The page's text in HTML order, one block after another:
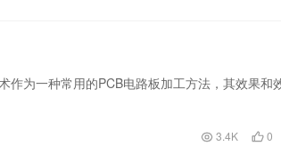
作为一种常用的PCB电路板加工方法，其效果和
3.4K 0